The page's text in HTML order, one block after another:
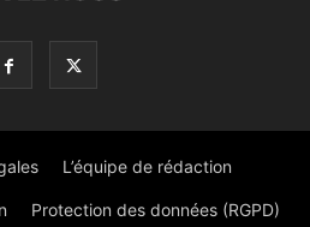
L’équipe de rédaction
Protection des données (RGPD)